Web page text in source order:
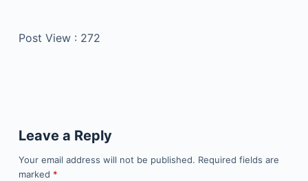
Post View : 272
Leave a Reply
Your email address will not be published. Required fields are
marked *